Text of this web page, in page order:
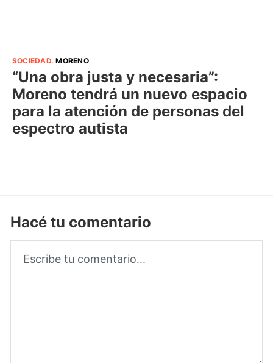
SOCIEDAD.MORENO
“Una obra justa y necesaria”:
Moreno tendrá un nuevo espacio
para la atención de personas del
espectro autista
Hacé tu comentario